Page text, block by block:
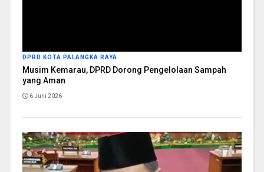
DPRD KOTA PALANGKA RAYA
Musim Kemarau, DPRD Dorong Pengelolaan Sampah
yang Aman
6 Juni 2026